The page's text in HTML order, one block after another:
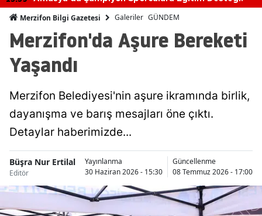
Merzifon Bilgi Gazetesi Galeriler GÜNDEM
Merzifon'da Aşure Bereketi
Yaşandı
Merzifon Belediyesi'nin aşure ikramında birlik,
dayanışma ve barış mesajları öne çıktı.
Detaylar haberimizde...
Büşra Nur Ertilal
Editör
Yayınlanma
30 Haziran 2026 - 15:30
Güncellenme
08 Temmuz 2026 - 17:00